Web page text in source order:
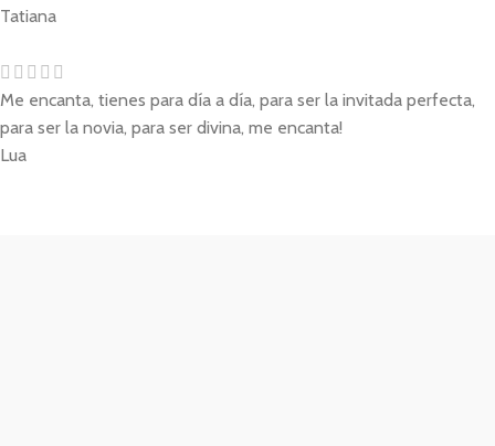
Tatiana
Me encanta, tienes para día a día, para ser la invitada perfecta,
para ser la novia, para ser divina, me encanta!
Lua